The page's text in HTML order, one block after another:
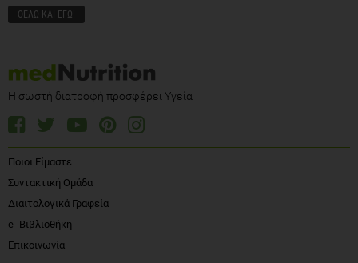
Η σωστή διατροφή προσφέρει Υγεία
Ποιοι Είμαστε
Συντακτική Ομάδα
Διαιτολογικά Γραφεία
e- Βιβλιοθήκη
Επικοινωνία